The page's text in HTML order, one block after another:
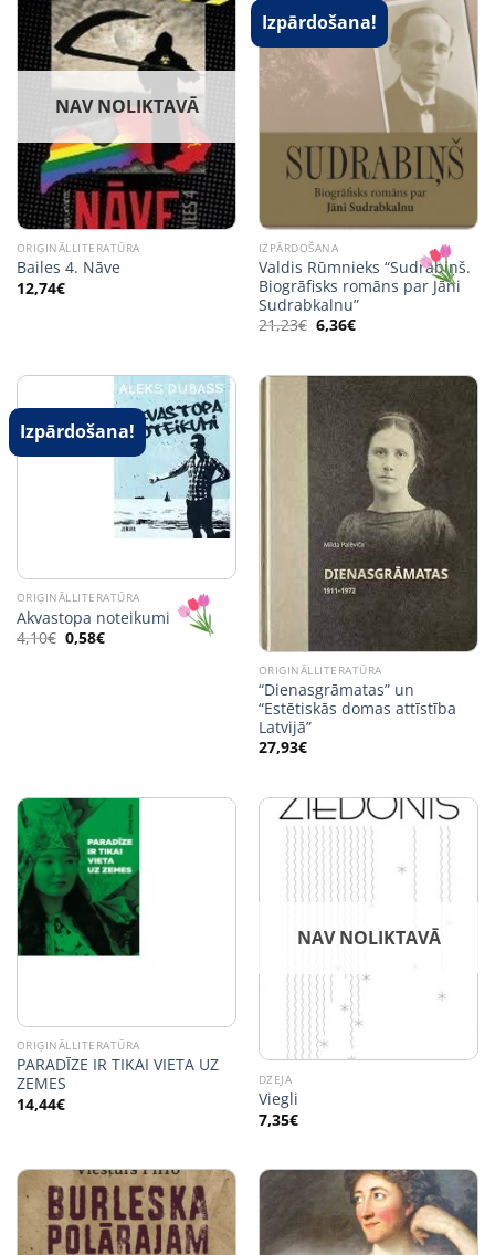
NAV NOLIKTAVĀ
ORIĢINĀLLITERATŪRA
Bailes 4. Nāve
12,74€
Izpārdošana!
IZPĀRDOŠANA
Valdis Rūmnieks “Sudrabiņš.
Biogrāfisks romāns par Jāni
Sudrabkalnu”
21,23€ Original
price
6,36€Current
Izpārdošana!
ORIĢINĀLLITERATŪRA
Akvastopa noteikumi
4,10€ Original
price
0,58€Current
price
ORIĢINĀLLITERATŪRA
“Dienasgrāmatas” un
“Estētiskās domas attīstība
Latvijā”
27,93€
ORIĢINĀLLITERATŪRA
PARADĪZE IR TIKAI VIETA UZ
ZEMES
14,44€
NAV NOLIKTAVĀ
DZEJA
Viegli
7,35€